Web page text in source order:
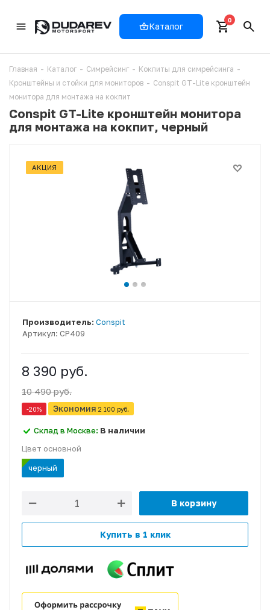
Каталог
0
Главная - Каталог - Симрейсинг - Кокпиты для симрейсинга -
Кронштейны и стойки для мониторов - Conspit GT-Lite кронштейн
монитора для монтажа на кокпит
Conspit GT-Lite кронштейн монитора
для монтажа на кокпит, черный
АКЦИЯ
Артикул: CP409
Производитель: Conspit
8 390 руб.
10 490 руб.
-20% Экономия 2 100 руб.
Склад в Москве: В наличии
Цвет основной
черный
В корзину
Купить в 1 клик